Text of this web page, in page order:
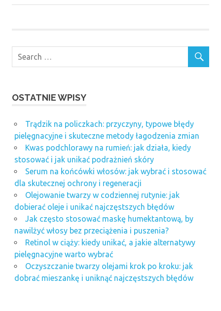
brwi
permanentnego
Makijaż
po zabiegu
permanentny
brwi kiedy
blednie
makijaż
permanentny
brwi po 2
latach
makijaż
permanentny
kreski cena
makijaż
permanentny
lubań
makijaż
Post:
OSTATNIE WPISY
Trądzik na policzkach: przyczyny, typowe błędy
pielęgnacyjne i skuteczne metody łagodzenia zmian
Kwas podchlorawy na rumień: jak działa, kiedy
stosować i jak unikać podrażnień skóry
Serum na końcówki włosów: jak wybrać i stosować
dla skutecznej ochrony i regeneracji
Olejowanie twarzy w codziennej rutynie: jak
dobierać oleje i unikać najczęstszych błędów
Jak często stosować maskę humektantową, by
nawilżyć włosy bez przeciążenia i puszenia?
Retinol w ciąży: kiedy unikać, a jakie alternatywy
pielęgnacyjne warto wybrać
Oczyszczanie twarzy olejami krok po kroku: jak
dobrać mieszankę i uniknąć najczęstszych błędów